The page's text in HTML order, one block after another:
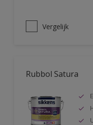
Vergelijk
Rubbol Satura